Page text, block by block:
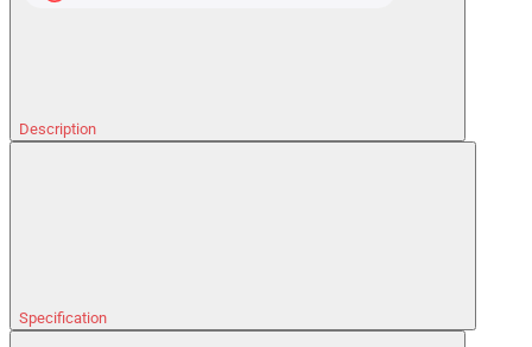
Description
Specification